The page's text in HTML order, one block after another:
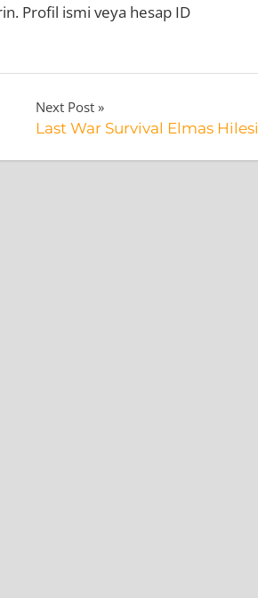
Profil ismi veya hesap ID
Next Post
Last War Survival Elmas Hilesi